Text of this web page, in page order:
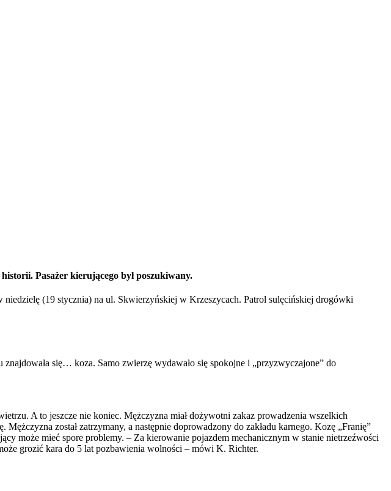
Pasażer kierującego był poszukiwany.
(19 stycznia) na ul. Skwierzyńskiej w Krzeszycach. Patrol sulęcińskiej drogówki
się… koza. Samo zwierzę wydawało się spokojne i „przyzwyczajone” do
A to jeszcze nie koniec. Mężczyzna miał dożywotni zakaz prowadzenia wszelkich
został zatrzymany, a następnie doprowadzony do zakładu karnego. Kozę „Franię”
może mieć spore problemy. – Za kierowanie pojazdem mechanicznym w stanie nietrzeźwości
grozić kara do 5 lat pozbawienia wolności – mówi K. Richter.